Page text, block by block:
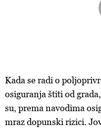
Kada se radi o
osiguranja štiti od
su, prema navodima
mraz dopunski rizici.